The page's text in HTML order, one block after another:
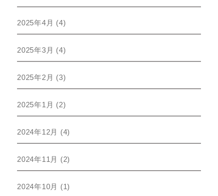
2025年4月 (4)
2025年3月 (4)
2025年2月 (3)
2025年1月 (2)
2024年12月 (4)
2024年11月 (2)
2024年10月 (1)